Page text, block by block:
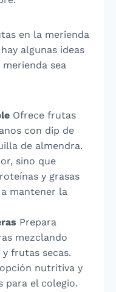
en la merienda
algunas ideas
sea
Ofrece frutas
con dip de
de almendra.
sino que
y grasas
mantener la
Prepara
mezclando
y frutas secas.
nutritiva y
para el colegio.